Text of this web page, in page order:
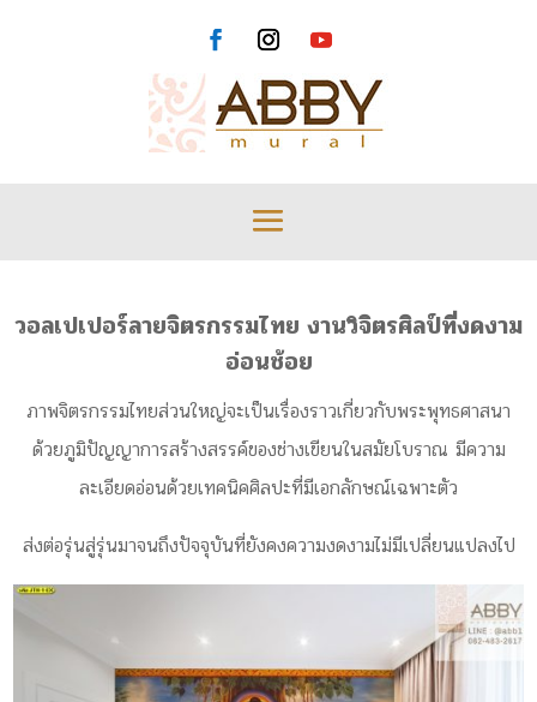
วอลเปเปอร์ลายจิตรกรรมไทย งานวิจิตรศิลป์ที่งดงาม
อ่อนช้อย
ภาพจิตรกรรมไทยส่วนใหญ่จะเป็นเรื่องราวเกี่ยวกับพระพุทธศาสนา
ด้วยภูมิปัญญาการสร้างสรรค์ของช่างเขียนในสมัยโบราณ มีความ
ละเอียดอ่อนด้วยเทคนิคศิลปะที่มีเอกลักษณ์เฉพาะตัว
ส่งต่อรุ่นสู่รุ่นมาจนถึงปัจจุบันที่ยังคงความงดงามไม่มีเปลี่ยนแปลงไป